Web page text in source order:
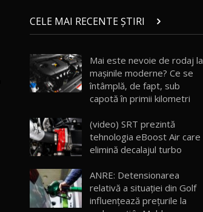
CELE MAI RECENTE ȘTIRI
Mai este nevoie de rodaj la
mașinile moderne? Ce se
întâmplă, de fapt, sub
capotă în primii kilometri
(video) SRT prezintă
tehnologia eBoost Air care
elimină decalajul turbo
ANRE: Detensionarea
relativă a situației din Golf
influențează prețurile la